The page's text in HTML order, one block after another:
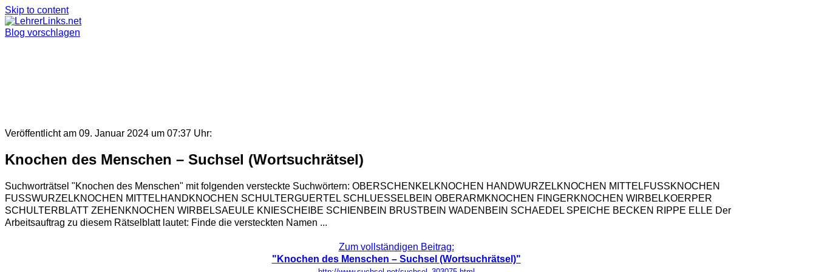
Skip to content
Blog vorschlagen
Veröffentlicht am 09. Januar 2024 um 07:37 Uhr:
Knochen des Menschen – Suchsel (Wortsuchrätsel)
Suchworträtsel "Knochen des Menschen" mit folgenden versteckte Suchwörtern: OBERSCHENKELKNOCHEN HANDWURZELKNOCHEN MITTELFUSSKNOCHEN
FUSSWURZELKNOCHEN MITTELHANDKNOCHEN SCHULTERGUERTEL SCHLUESSELBEIN OBERARMKNOCHEN FINGERKNOCHEN WIRBELKOERPER
SCHULTERBLATT ZEHENKNOCHEN WIRBELSAEULE KNIESCHEIBE SCHIENBEIN BRUSTBEIN WADENBEIN SCHAEDEL SPEICHE BECKEN RIPPE ELLE Der
Arbeitsauftrag zu diesem Rätselblatt lautet: Finde die versteckten Namen ...
Zum vollständigen Beitrag:
"Knochen des Menschen – Suchsel (Wortsuchrätsel)"